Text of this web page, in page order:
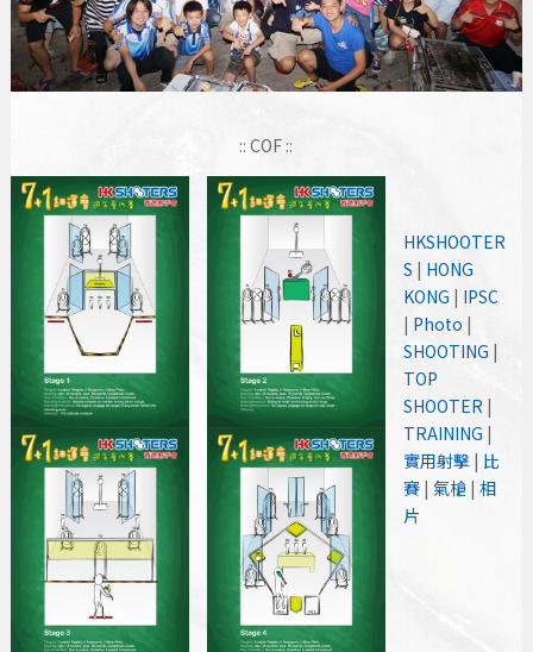
:: COF ::
HKSHOOTER
S | HONG
KONG | IPSC
| Photo |
SHOOTING |
TOP
SHOOTER |
TRAINING |
實用射擊| 比
賽| 氣槍| 相
片